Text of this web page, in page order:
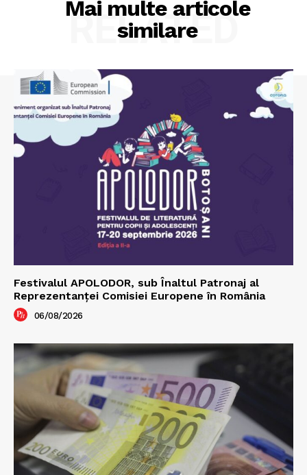
Mai multe articole
similare
RELATED
Festivalul APOLODOR, sub Înaltul Patronaj al
Reprezentanței Comisiei Europene în România
06/08/2026